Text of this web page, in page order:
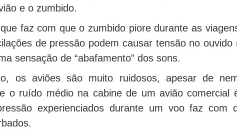
e o zumbido.
faz com que o zumbido piore durante as
de pressão podem causar tensão no
sensação de “abafamento” dos sons.
os aviões são muito ruidosos, apesar de
o ruído médio na cabine de um avião
experienciados durante um voo faz com